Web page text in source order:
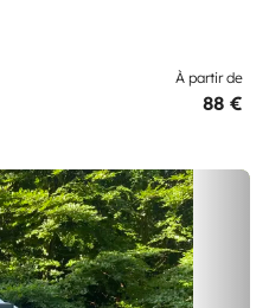
À partir de
88 €